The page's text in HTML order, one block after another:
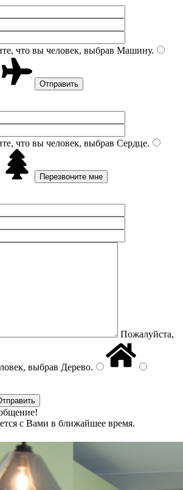
что вы человек, выбрав Машину.
что вы человек, выбрав Сердце.
Пожалуйста,
выбрав Дерево.
с Вами в ближайшее время.